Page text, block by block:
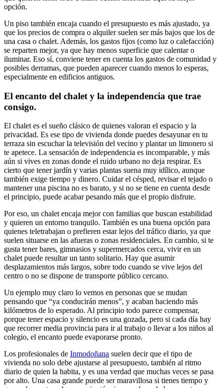
opción.
Un piso también encaja cuando el presupuesto es más ajustado, ya
que los precios de compra o alquiler suelen ser más bajos que los de
una casa o chalet. Además, los gastos fijos (como luz o calefacción)
se reparten mejor, ya que hay menos superficie que calentar o
iluminar. Eso sí, conviene tener en cuenta los gastos de comunidad y
posibles derramas, que pueden aparecer cuando menos lo esperas,
especialmente en edificios antiguos.
El encanto del chalet y la independencia que trae
consigo.
El chalet es el sueño clásico de quienes valoran el espacio y la
privacidad. Es ese tipo de vivienda donde puedes desayunar en tu
terraza sin escuchar la televisión del vecino y plantar un limonero si
te apetece. La sensación de independencia es incomparable, y más
aún si vives en zonas donde el ruido urbano no deja respirar. Es
cierto que tener jardín y varias plantas suena muy idílico, aunque
también exige tiempo y dinero. Cuidar el césped, revisar el tejado o
mantener una piscina no es barato, y si no se tiene en cuenta desde
el principio, puede acabar pesando más que el propio disfrute.
Por eso, un chalet encaja mejor con familias que buscan estabilidad
y quieren un entorno tranquilo. También es una buena opción para
quienes teletrabajan o prefieren estar lejos del tráfico diario, ya que
suelen situarse en las afueras o zonas residenciales. En cambio, si te
gusta tener bares, gimnasios y supermercados cerca, vivir en un
chalet puede resultar un tanto solitario. Hay que asumir
desplazamientos más largos, sobre todo cuando se vive lejos del
centro o no se dispone de transporte público cercano.
Un ejemplo muy claro lo vemos en personas que se mudan
pensando que “ya conducirán menos”, y acaban haciendo más
kilómetros de lo esperado. Al principio todo parece compensar,
porque tener espacio y silencio es una gozada, pero si cada día hay
que recorrer media provincia para ir al trabajo o llevar a los niños al
colegio, el encanto puede evaporarse pronto.
Los profesionales de Inmodoñana suelen decir que el tipo de
vivienda no solo debe ajustarse al presupuesto, también al ritmo
diario de quien la habita, y es una verdad que muchas veces se pasa
por alto. Una casa grande puede ser maravillosa si tienes tiempo y